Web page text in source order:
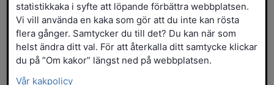
Aktiviteter för Senior
Falköping
statistikkaka i syfte att löpande förbättra webbplatsen.
Vi vill använda en kaka som gör att du inte kan rösta
flera gånger. Samtycker du till det? Du kan när som
helst ändra ditt val. För att återkalla ditt samtycke klickar
du på ”Om kakor” längst ned på webbplatsen.
Vår kakpolicy